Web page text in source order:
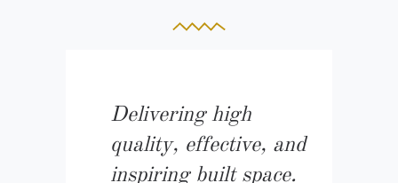
Delivering high
quality, effective, and
inspiring built space.